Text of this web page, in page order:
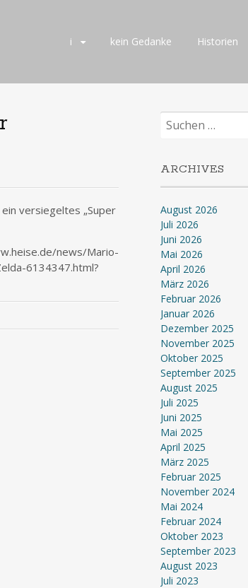
Skip
i kein Gedanke Historien
versiegeltes „Super
news/Mario-
6134347.html?
Suchen
nach:
ARCHIVES
August 2026
Juli 2026
Juni 2026
Mai 2026
April 2026
März 2026
Februar 2026
Januar 2026
Dezember 2025
November 2025
Oktober 2025
September 2025
August 2025
Juli 2025
Juni 2025
Mai 2025
April 2025
März 2025
Februar 2025
November 2024
Mai 2024
Februar 2024
Oktober 2023
September 2023
August 2023
Juli 2023